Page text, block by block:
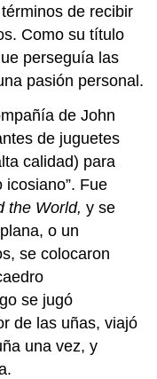
de recibir
Como su título
perseguía las
pasión personal.
de John
de juguetes
calidad) para
icosiano”. Fue
the World, y se
o un
se colocaron
se jugó
de las uñas, viajó
una vez, y